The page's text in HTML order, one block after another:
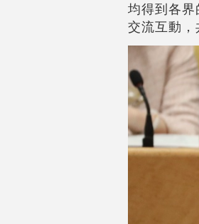
均得到各
交流互動，